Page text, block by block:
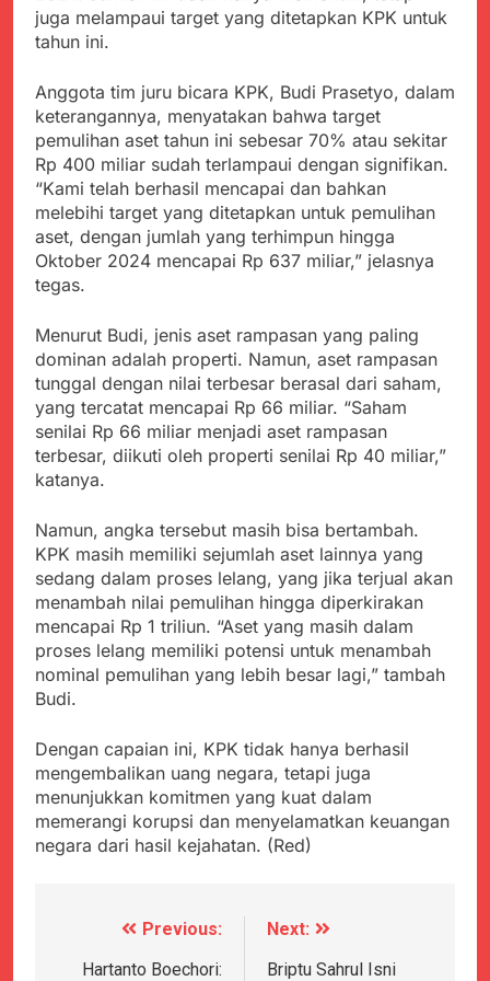
Kabupaten Sukabumi
Angkat Bicara
Satgas Yonif 310/KK
Angkat Bicara Terkait
Dugaan pembelian obat
yang akan Kadaluarsa
oleh Puskesmas
Juli 21, 2024
Diduga Pembelian Obat
oleh Puskesmas di
Kab. Sukabumi yang
akan Kadaluarsa.
Juli 20, 2024
Tunjukan
Perhatiannya, Satgas
Yonif 310/KK Berikan
Bantuan Duka Cita
Juli 20, 2024
Terbaru Kasus Dago
Elos
Juli 20, 2024
Kejaksaan Negeri Kab
Sukabumi didesak usut
Tuntas Dugaan
penyelewengan
Pengadaan Buku Simi
Juli 19, 2024
Diduga Kuat
Inspektorat Kab,
Baru, Satgas Yonif
310/KK Ajak Pelajar
Bersihkan Lingkungan
Sekolah
Juli 19, 2024
Selisih APBD Tahun
2023 Kab.Sukabumi
Sebesar Rp 31 Miliar
Juli 16, 2024
Aksi Humanis Polri:
Kapolsek Kebonpedes
Bantu Lansia dengan
Juta, BGN Benahi Basis
Penerima Program
Makan Bergizi Gratis
Agustus 6, 2026
Zulhas Pastikan SPPG
di Wilayah 3T Tuntas
Pekan Ini, Integrasi
Data MBG Hampir
Agustus 6, 2026
Pemkot Sukabumi
Pedagang dan
Ribuan Warga Padati
juga melampaui target yang ditetapkan KPK untuk
tahun ini.
Anggota tim juru bicara KPK, Budi Prasetyo, dalam
keterangannya, menyatakan bahwa target
pemulihan aset tahun ini sebesar 70% atau sekitar
Rp 400 miliar sudah terlampaui dengan signifikan.
“Kami telah berhasil mencapai dan bahkan
melebihi target yang ditetapkan untuk pemulihan
aset, dengan jumlah yang terhimpun hingga
Oktober 2024 mencapai Rp 637 miliar,” jelasnya
tegas.
Menurut Budi, jenis aset rampasan yang paling
dominan adalah properti. Namun, aset rampasan
tunggal dengan nilai terbesar berasal dari saham,
yang tercatat mencapai Rp 66 miliar. “Saham
senilai Rp 66 miliar menjadi aset rampasan
terbesar, diikuti oleh properti senilai Rp 40 miliar,”
katanya.
Namun, angka tersebut masih bisa bertambah.
KPK masih memiliki sejumlah aset lainnya yang
sedang dalam proses lelang, yang jika terjual akan
menambah nilai pemulihan hingga diperkirakan
mencapai Rp 1 triliun. “Aset yang masih dalam
proses lelang memiliki potensi untuk menambah
nominal pemulihan yang lebih besar lagi,” tambah
Budi.
Dengan capaian ini, KPK tidak hanya berhasil
mengembalikan uang negara, tetapi juga
menunjukkan komitmen yang kuat dalam
memerangi korupsi dan menyelamatkan keuangan
negara dari hasil kejahatan. (Red)
Navigasi
pos
Previous:
Hartanto Boechori:
Next:
Briptu Sahrul Isni